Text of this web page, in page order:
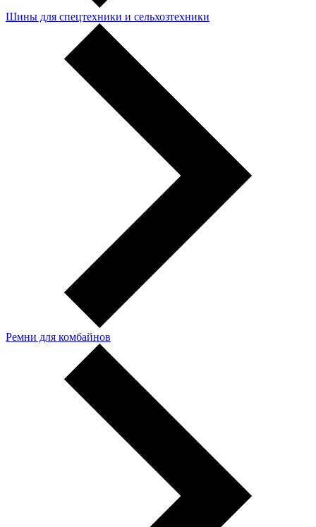
Шины для спецтехники и сельхозтехники
Ремни для комбайнов